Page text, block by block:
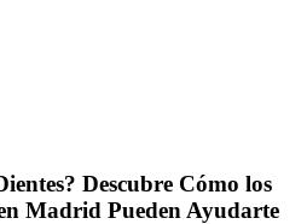
Descubre Cómo los
Madrid Pueden Ayudarte